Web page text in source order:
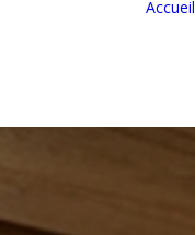
Accueil